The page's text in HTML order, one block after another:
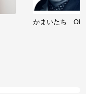
かまいたち